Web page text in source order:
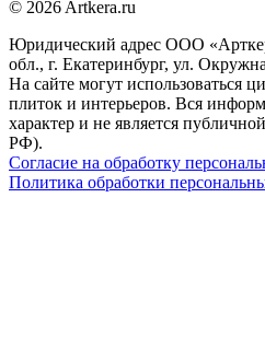
© 2026 Artkera.ru
Юридический адрес ООО
обл., г. Екатеринбург, ул.
На сайте могут использоваться
плиток и интерьеров. Вся
характер и не является
РФ).
Согласие на обработку
Политика обработки